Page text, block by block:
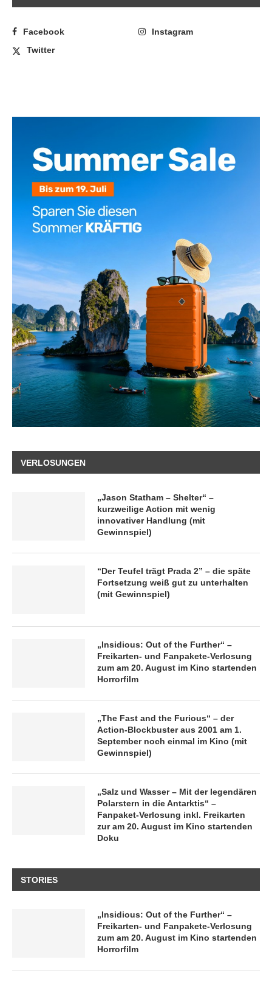
Facebook
Instagram
Twitter
VERLOSUNGEN
„Jason Statham – Shelter“ –
kurzweilige Action mit wenig
innovativer Handlung (mit
Gewinnspiel)
“Der Teufel trägt Prada 2” – die späte
Fortsetzung weiß gut zu unterhalten
(mit Gewinnspiel)
„Insidious: Out of the Further“ –
Freikarten- und Fanpakete-Verlosung
zum am 20. August im Kino startenden
Horrorfilm
„The Fast and the Furious“ – der
Action-Blockbuster aus 2001 am 1.
September noch einmal im Kino (mit
Gewinnspiel)
„Salz und Wasser – Mit der legendären
Polarstern in die Antarktis“ –
Fanpaket-Verlosung inkl. Freikarten
zur am 20. August im Kino startenden
Doku
STORIES
„Insidious: Out of the Further“ –
Freikarten- und Fanpakete-Verlosung
zum am 20. August im Kino startenden
Horrorfilm